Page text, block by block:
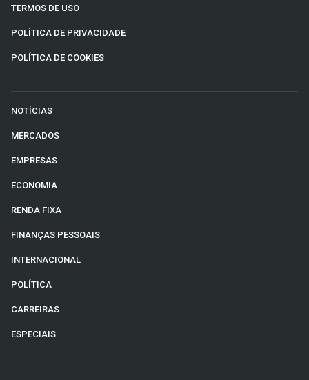
TERMOS DE USO
POLÍTICA DE PRIVACIDADE
POLÍTICA DE COOKIES
NOTÍCIAS
MERCADOS
EMPRESAS
ECONOMIA
RENDA FIXA
FINANÇAS PESSOAIS
INTERNACIONAL
POLÍTICA
CARREIRAS
ESPECIAIS